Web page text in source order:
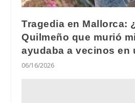
Tragedia en Mallorca:
Quilmeño que murió
ayudaba a vecinos en
06/16/2026